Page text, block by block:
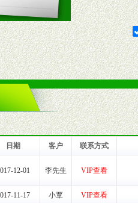
场操作一定
滞销品给予
服务咨询中
复您的疑问。
突发性产品
录并合理妥
日期 客户 联系方式
12-01 李先生 VIP查看
11-17 小覃 VIP查看